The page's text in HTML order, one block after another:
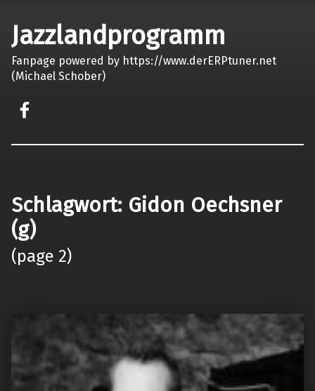
Jazzlandprogramm
Fanpage powered by https://www.derERPtuner.net
(Michael Schober)
Schlagwort: Gidon Oechsner
(g)
(page 2)